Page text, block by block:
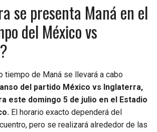
se presenta Maná en el
del México vs
tiempo de Maná se llevará a cabo
del partido México vs Inglaterra,
este domingo 5 de julio en el Estadio
El horario exacto dependerá del
pero se realizará alrededor de las